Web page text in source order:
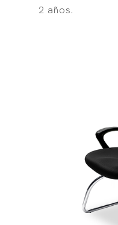
2 años.